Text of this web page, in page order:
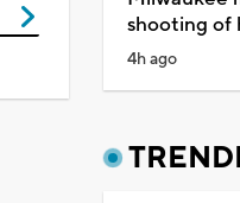
shooting of
4h ago